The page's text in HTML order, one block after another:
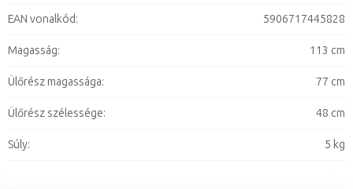
EAN vonalkód: 5906717445828
Magasság: 113 cm
Ülőrész magassága: 77 cm
Ülőrész szélessége: 48 cm
Súly: 5 kg